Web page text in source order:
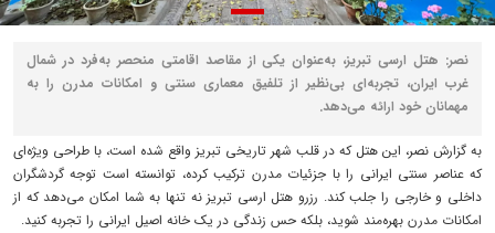
نصر: هتل ارسی تبریز، به‌عنوان یکی از مقاصد اقامتی منحصر به‌فرد در شمال
غرب ایران، تجربه‌ای بی‌نظیر از تلفیق معماری سنتی و امکانات مدرن را به
مهمانان خود ارائه می‌دهد.
به گزارش نصر، این هتل که در قلب شهر تاریخی تبریز واقع شده است، با طراحی ویژه‌ای
که عناصر سنتی ایرانی را با جزئیات مدرن ترکیب کرده، توانسته است توجه گردشگران
داخلی و خارجی را جلب کند. رزرو هتل ارسی تبریز نه تنها به شما امکان می‌دهد که از
امکانات مدرن بهره‌مند شوید، بلکه حس زندگی در یک خانه اصیل ایرانی را تجربه کنید.